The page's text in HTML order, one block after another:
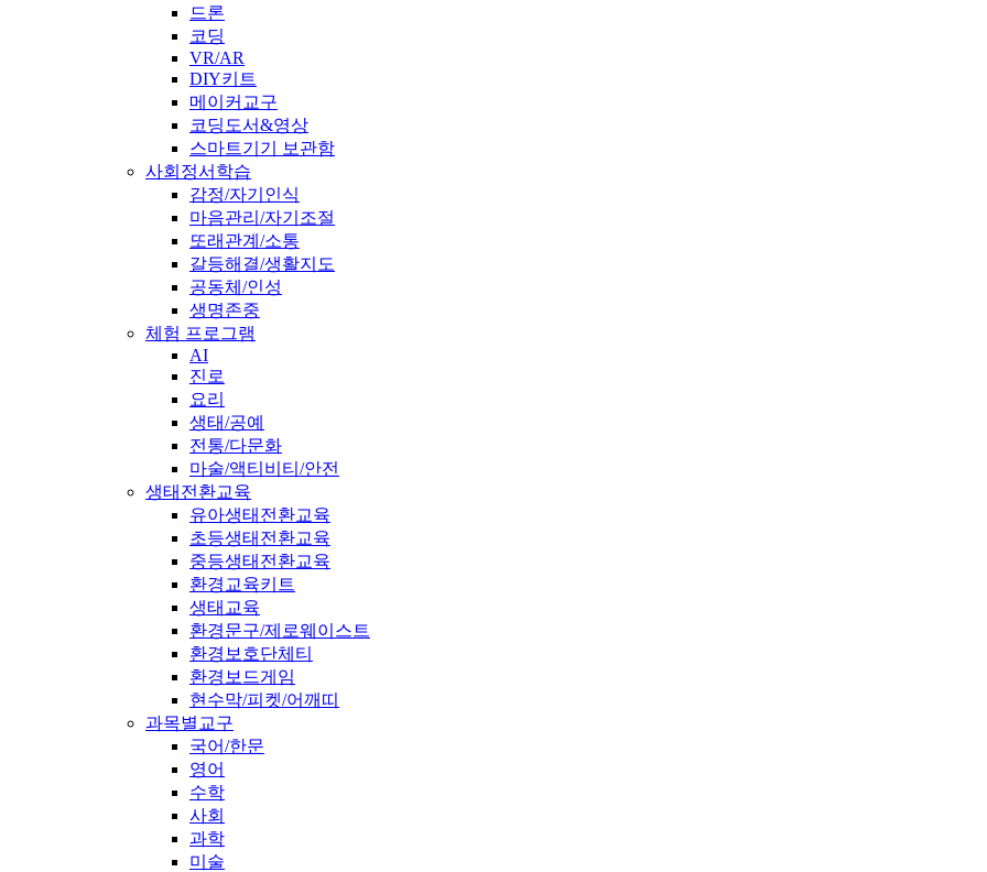
드론
코딩
VR/AR
DIY키트
메이커교구
코딩도서&영상
스마트기기 보관함
사회정서학습
감정/자기인식
마음관리/자기조절
또래관계/소통
갈등해결/생활지도
공동체/인성
생명존중
체험 프로그램
AI
진로
요리
생태/공예
전통/다문화
마술/액티비티/안전
생태전환교육
유아생태전환교육
초등생태전환교육
중등생태전환교육
환경교육키트
생태교육
환경문구/제로웨이스트
환경보호단체티
환경보드게임
현수막/피켓/어깨띠
과목별교구
국어/한문
영어
수학
사회
과학
미술